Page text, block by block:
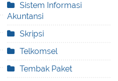
Sistem Informasi
Akuntansi
Skripsi
Telkomsel
Tembak Paket